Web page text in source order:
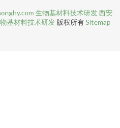
生物基材料技术研发西安
基材料技术研发 版权所有Sitemap